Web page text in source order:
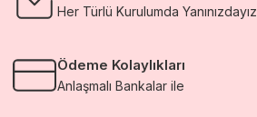
Her Türlü Kurulumda Yanınızdayız
Ödeme Kolaylıkları
Anlaşmalı Bankalar ile